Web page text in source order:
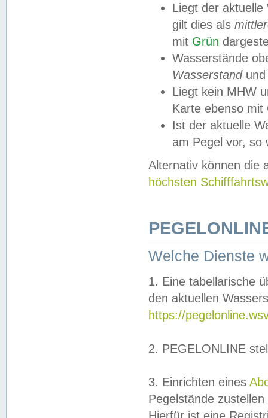
Liegt der
gilt dies als
mit Grün
Wasserstände
Wasserstandund
Liegt kein MHW
Karte ebenso mit
Ist der aktuelle
am Pegel vor,
Alternativ können die
höchsten
Welche Dienste
1. Eine tabellarische
den aktuellen
https://
2. PEGELONLINE
3. Einrichten eines
Pegelstände